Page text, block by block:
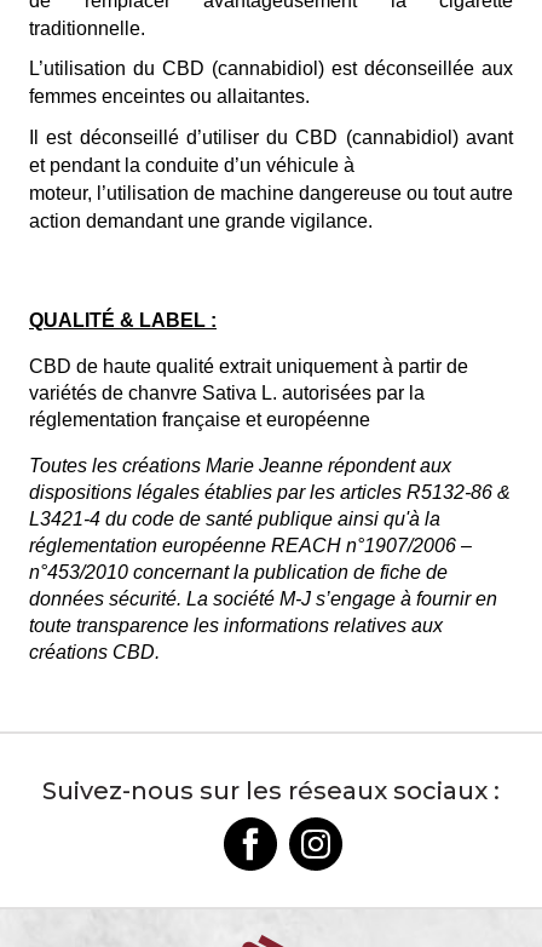
traditionnelle.
L’utilisation du CBD (cannabidiol) est déconseillée aux
femmes enceintes ou allaitantes.
Il est déconseillé d’utiliser du CBD (cannabidiol) avant
et pendant la conduite d’un véhicule à
moteur, l’utilisation de machine dangereuse ou tout autre
action demandant une grande vigilance.
QUALITÉ & LABEL :
CBD de haute qualité extrait uniquement à partir de
variétés de chanvre Sativa L. autorisées par la
réglementation française et européenne
Toutes les créations Marie Jeanne répondent aux
dispositions légales établies par les articles R5132-86 &
L3421-4 du code de santé publique ainsi qu'à la
réglementation européenne REACH n°1907/2006 –
n°453/2010 concernant la publication de fiche de
données sécurité. La société M-J s’engage à fournir en
toute transparence les informations relatives aux
créations CBD.
Suivez-nous sur les réseaux sociaux :